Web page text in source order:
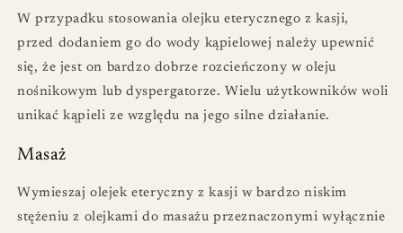
W przypadku stosowania olejku eterycznego z kasji,
przed dodaniem go do wody kąpielowej należy upewnić
się, że jest on bardzo dobrze rozcieńczony w oleju
nośnikowym lub dyspergatorze. Wielu użytkowników woli
unikać kąpieli ze względu na jego silne działanie.
Masaż
Wymieszaj olejek eteryczny z kasji w bardzo niskim
stężeniu z olejkami do masażu przeznaczonymi wyłącznie